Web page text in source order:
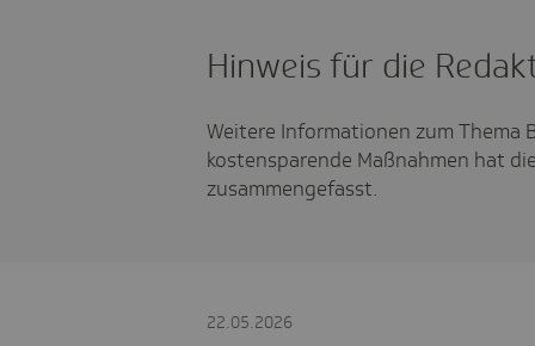
Hinweis für die
Weitere Informationen zum Thema
kostensparende Maßnahmen hat
zusammengefasst.
22.05.2026